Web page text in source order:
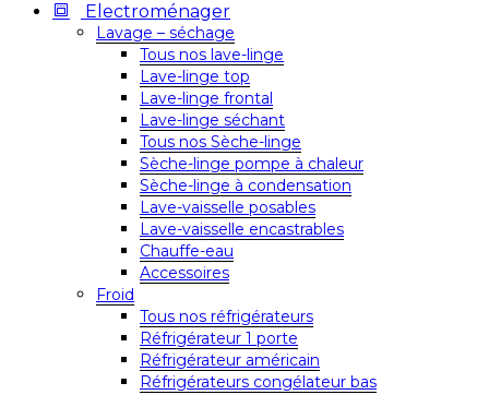
Electroménager
Lavage – séchage
Tous nos lave-linge
Lave-linge top
Lave-linge frontal
Lave-linge séchant
Tous nos Sèche-linge
Sèche-linge pompe à chaleur
Sèche-linge à condensation
Lave-vaisselle posables
Lave-vaisselle encastrables
Chauffe-eau
Accessoires
Froid
Tous nos réfrigérateurs
Réfrigérateur 1 porte
Réfrigérateur américain
Réfrigérateurs congélateur bas